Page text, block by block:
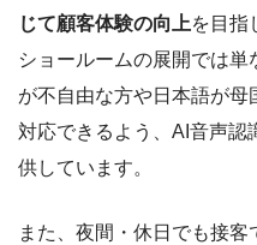
じて顧客体験の向上を目指
ショールームの展開では
が不自由な方や日本語が母
対応できるよう、AI音声認
供しています。
また、夜間・休日でも接客